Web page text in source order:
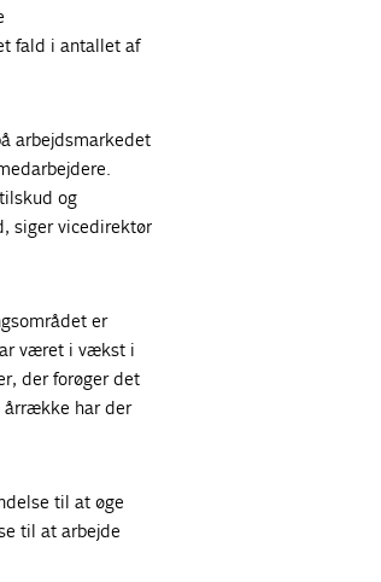
fald i antallet af
arbejdsmarkedet
og
siger vicedirektør
er
været i vækst i
der forøger det
årrække har der
til at øge
til at arbejde